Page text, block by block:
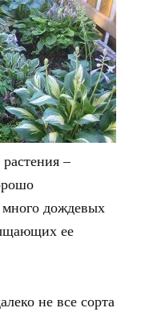
–
много дождевых
ее
не все сорта